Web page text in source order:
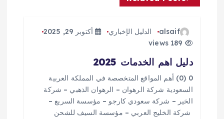
alsaif الدليل الإخباري
أكتوبر 29, 2025
دليل اهم الخدمات 2025
0 (0) أهم المواقع المتخصصة في المملكة العربية
السعودية شركة الرهوان – الرهوان الذهبي – شركة
الخير – شركة سعودي كارجو – مؤسسة السريع –
شركة الخليج العربي – مؤسسة السيف للشحن